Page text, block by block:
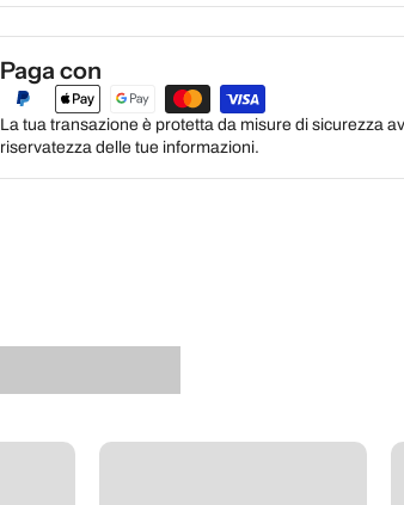
Paga con
La tua transazione è protetta da misure di sicurezza
riservatezza delle tue informazioni.